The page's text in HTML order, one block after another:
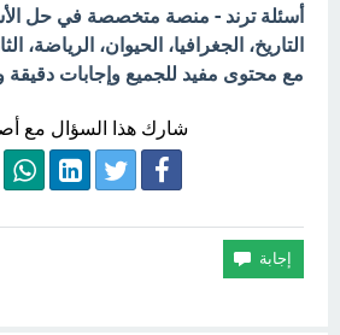
أسئلة ترند - منصة متخصصة في حل
التاريخ، الجغرافيا، الحيوان، الرياضة،
مع محتوى مفيد للجميع وإجابات
شارك هذا السؤال مع